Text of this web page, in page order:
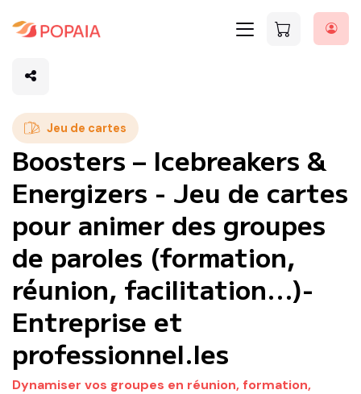
Jeu de cartes
Boosters – Icebreakers &
Energizers - Jeu de cartes
pour animer des groupes
de paroles (formation,
réunion, facilitation...)-
Entreprise et
professionnel.les
Dynamiser vos groupes en réunion, formation,